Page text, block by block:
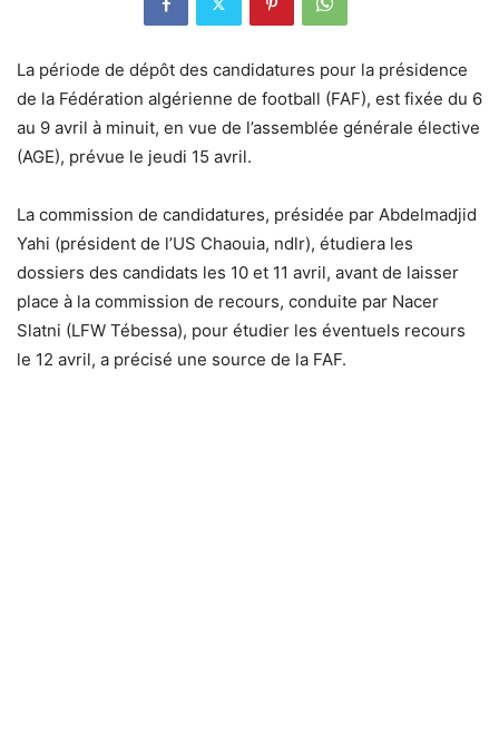
La période de dépôt des candidatures pour la présidence
de la Fédération algérienne de football (FAF), est fixée du 6
au 9 avril à minuit, en vue de l’assemblée générale élective
(AGE), prévue le jeudi 15 avril.
La commission de candidatures, présidée par Abdelmadjid
Yahi (président de l’US Chaouia, ndlr), étudiera les
dossiers des candidats les 10 et 11 avril, avant de laisser
place à la commission de recours, conduite par Nacer
Slatni (LFW Tébessa), pour étudier les éventuels recours
le 12 avril, a précisé une source de la FAF.